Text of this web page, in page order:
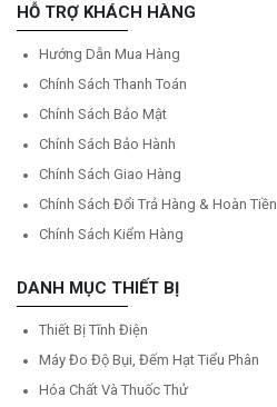
HỖ TRỢ KHÁCH HÀNG
Hướng Dẫn Mua Hàng
Chính Sách Thanh Toán
Chính Sách Bảo Mật
Chính Sách Bảo Hành
Chính Sách Giao Hàng
Chính Sách Đổi Trả Hàng & Hoàn Tiền
Chính Sách Kiểm Hàng
DANH MỤC THIẾT BỊ
Thiết Bị Tĩnh Điện
Máy Đo Độ Bụi, Đếm Hạt Tiểu Phân
Hóa Chất Và Thuốc Thử